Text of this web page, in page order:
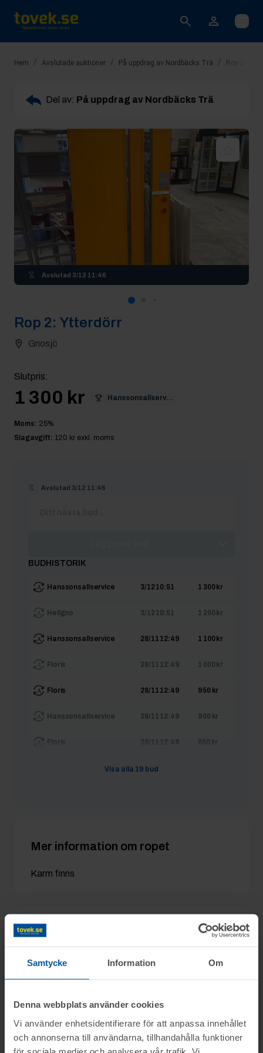
Samtycke Information Om
Denna webbplats använder cookies
Vi använder enhetsidentifierare för att anpassa innehållet
och annonserna till användarna, tillhandahålla funktioner
Öppna
Hem / Avslutade auktioner / På uppdrag av Nordbäcks Trä / Rop 2:
Del av: På uppdrag av Nordbäcks Trä
Avslutad 3/12 11:46
Rop 2: Ytterdörr
Gnosjö
Slutpris:
1 300 kr Hanssonsallserv...
Moms: 25%
Slagavgift: 120 kr exkl. moms
Avslutad 3/12 11:46
BUDHISTORIK
Hanssonsallservice 3/12 10:51 1 300 kr
Hellgno 3/12 10:51 1 200 kr
Hanssonsallservice 28/11 12:49 1 100 kr
Floris 28/11 12:49 1 000 kr
Floris 28/11 12:49 950 kr
Hanssonsallservice 28/11 12:49 900 kr
Floris 28/11 12:49 850 kr
Hanssonsallservice 28/11 12:49
Visa alla 19 bud
Mer information om ropet
Karm finns
Detaljer
Utgångspris:
200 kr
Moms: 25% tillkommer